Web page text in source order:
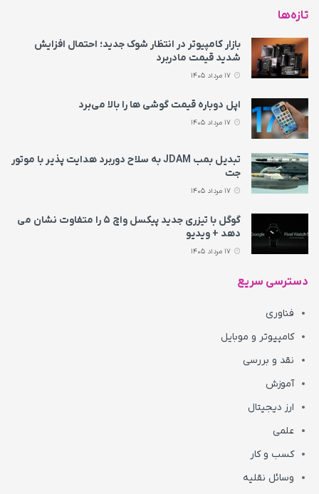
تازه‌ها
بازار کامپیوتر در انتظار شوک جدید؛ احتمال افزایش
شدید قیمت مادربرد
اپل دوباره قیمت‌ گوشی ها را بالا می‌برد
تبدیل بمب JDAM به سلاح دوربرد هدایت پذیر با موتور
جت
گوگل با تیزری جدید پیکسل واچ ۵ را متفاوت نشان می‌
دهد + ویدیو
دسترسی سریع
فناوری
کامپیوتر و موبایل
نقد و بررسی
آموزش
ارز دیجیتال
علمی
کسب و کار
وسائل نقلیه